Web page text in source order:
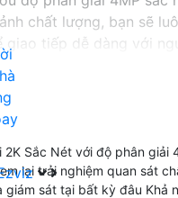
chất lượng, bạn sẽ
tiếp dễ dàng với
và ngôi nhà của bạn
2K Sắc Nét với độ phân
lại trải nghiệm quan sát
sát tại bất kỳ đâu Khả